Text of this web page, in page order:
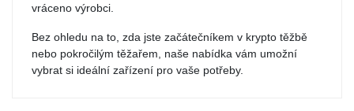
vráceno výrobci.
Bez ohledu na to, zda jste začátečníkem v krypto těžbě
nebo pokročilým těžařem, naše nabídka vám umožní
vybrat si ideální zařízení pro vaše potřeby.